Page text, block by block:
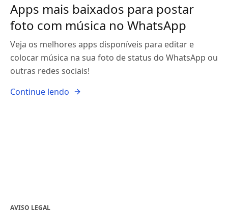
Apps mais baixados para postar
foto com música no WhatsApp
Veja os melhores apps disponíveis para editar e
colocar música na sua foto de status do WhatsApp ou
outras redes sociais!
Continue lendo
AVISO LEGAL